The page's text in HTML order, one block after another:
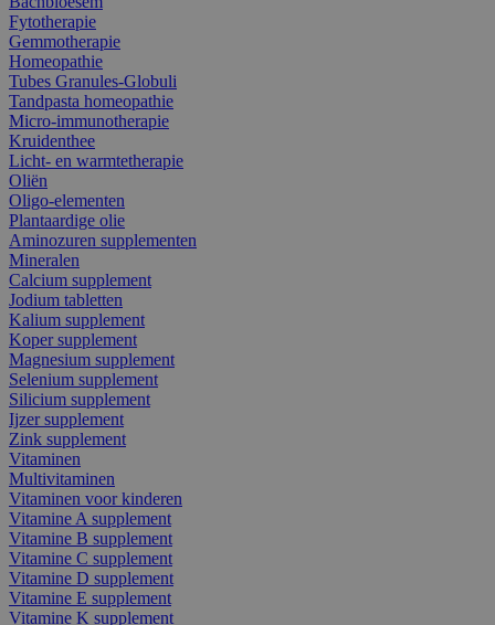
Fytotherapie
Gemmotherapie
Homeopathie
Tubes Granules-Globuli
Tandpasta homeopathie
Micro-immunotherapie
Kruidenthee
Licht- en warmtetherapie
Oliën
Oligo-elementen
Plantaardige olie
Aminozuren supplementen
Mineralen
Calcium supplement
Jodium tabletten
Kalium supplement
Koper supplement
Magnesium supplement
Selenium supplement
Silicium supplement
Ijzer supplement
Zink supplement
Vitaminen
Multivitaminen
Vitaminen voor kinderen
Vitamine A supplement
Vitamine B supplement
Vitamine C supplement
Vitamine D supplement
Vitamine E supplement
Vitamine K supplement